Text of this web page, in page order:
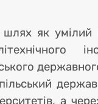
як умілий
а